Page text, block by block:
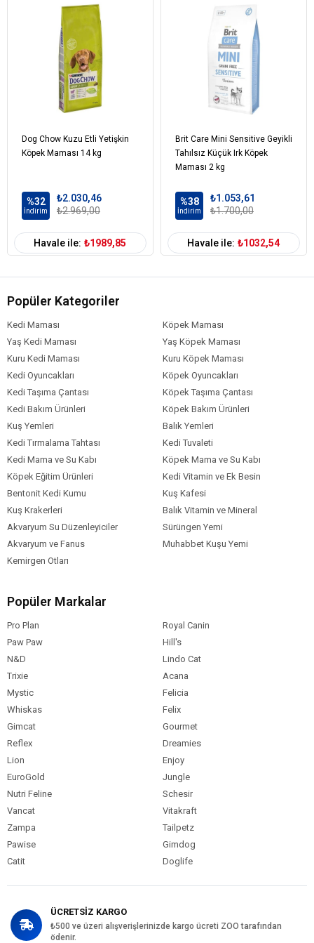
Yucca Schidigera
Koruyucular – Antioksidanlar
Köpek Yaş
Köpek Maması
Tahıl Oranı
Gereksinim
Köpek Irk
Orta Irk (11-25 kg) Büyük Irk (26-44 kg)
Köpek Maması
Kuzu
Paket Boyutu
Köpek Irk
Özelliği
Tüm Orta-Büyük Irklar
Dog Chow Kuzu Etli Yetişkin
Köpek Maması 14 kg
%32
İndirim
₺2.030,46
₺2.969,00
Havale ile: ₺1989,85
Brit Care Mini Sensitive Geyikli
Tahılsız Küçük Irk Köpek
Maması 2 kg
%38
İndirim
₺1.053,61
₺1.700,00
Havale ile: ₺1032,54
Popüler Kategoriler
Kedi Maması
Köpek Maması
Yaş Kedi Maması
Yaş Köpek Maması
Kuru Kedi Maması
Kuru Köpek Maması
Kedi Oyuncakları
Köpek Oyuncakları
Kedi Taşıma Çantası
Köpek Taşıma Çantası
Kedi Bakım Ürünleri
Köpek Bakım Ürünleri
Kuş Yemleri
Balık Yemleri
Kedi Tırmalama Tahtası
Kedi Tuvaleti
Kedi Mama ve Su Kabı
Köpek Mama ve Su Kabı
Köpek Eğitim Ürünleri
Kedi Vitamin ve Ek Besin
Bentonit Kedi Kumu
Kuş Kafesi
Kuş Krakerleri
Balık Vitamin ve Mineral
Akvaryum Su Düzenleyiciler
Sürüngen Yemi
Akvaryum ve Fanus
Muhabbet Kuşu Yemi
Kemirgen Otları
Popüler Markalar
Pro Plan
Royal Canin
Paw Paw
Hill's
N&D
Lindo Cat
Trixie
Acana
Mystic
Felicia
Whiskas
Felix
Gimcat
Gourmet
Reflex
Dreamies
Lion
Enjoy
EuroGold
Jungle
Nutri Feline
Schesir
Vancat
Vitakraft
Zampa
Tailpetz
Pawise
Gimdog
Catit
Doglife
ÜCRETSİZ KARGO
₺500 ve üzeri alışverişlerinizde kargo ücreti ZOO tarafından
ödenir.